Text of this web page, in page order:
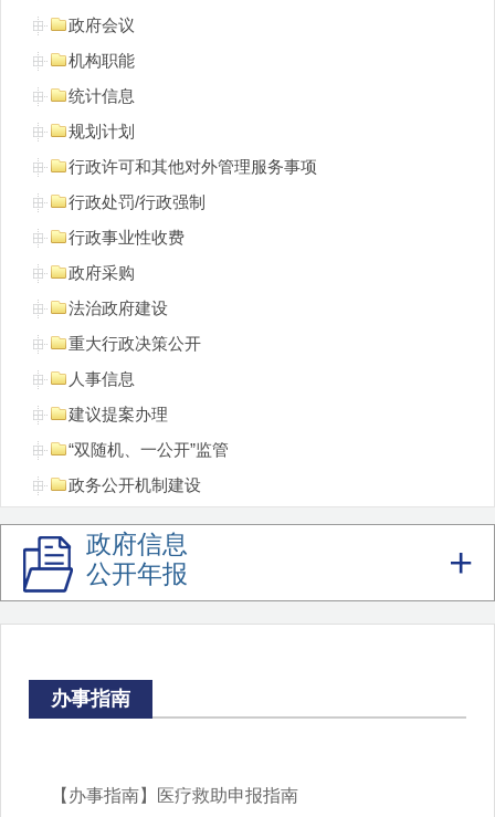
政府会议
机构职能
统计信息
规划计划
行政许可和其他对外管理服务事项
行政处罚/行政强制
行政事业性收费
政府采购
法治政府建设
重大行政决策公开
人事信息
建议提案办理
“双随机、一公开”监管
政务公开机制建设
重点领域信息
领导公开接访
不动产登记信息
财政预决算信息
政府信息
公开年报
办事指南
【办事指南】医疗救助申报指南